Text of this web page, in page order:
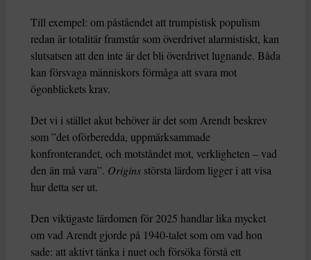
Till exempel: om påståendet att trumpistisk populism
redan är totalitär framstår som överdrivet alarmistiskt, kan
slutsatsen att den inte är det bli överdrivet lugnande. Båda
kan försvaga människors förmåga att svara mot
ögonblickets krav.
Det vi i stället akut behöver är det som Arendt beskrev
som ”det oförberedda, uppmärksammade
konfronterandet, och motståndet mot, verkligheten – vad
den än må vara”. Origins största lärdom ligger i att visa
hur detta ser ut.
Den viktigaste lärdomen för 2025 handlar lika mycket
om vad Arendt gjorde på 1940-talet som om vad hon
sade: att aktivt tänka i nuet och försöka förstå ett